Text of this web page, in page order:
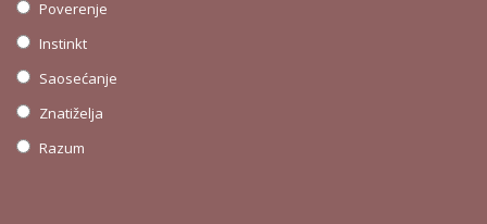
Poverenje
Instinkt
Saosećanje
Znatiželja
Razum